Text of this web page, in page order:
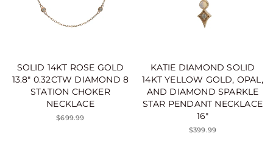
SOLID 14KT ROSE GOLD
13.8" 0.32CTW DIAMOND 8
STATION CHOKER
NECKLACE
$699.99
KATIE DIAMOND SOLID
14KT YELLOW GOLD, OPAL,
AND DIAMOND SPARKLE
STAR PENDANT NECKLACE
16"
$399.99